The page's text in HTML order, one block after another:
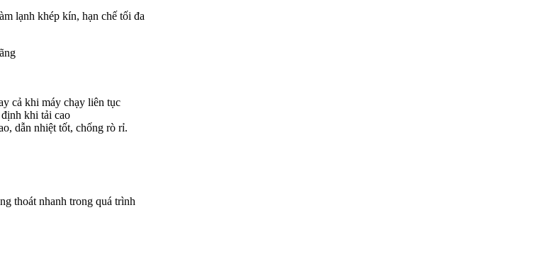
lạnh khép kín, hạn chế tối đa
cả khi máy chạy liên tục
khi tải cao
dẫn nhiệt tốt, chống rò rỉ.
thoát nhanh trong quá trình